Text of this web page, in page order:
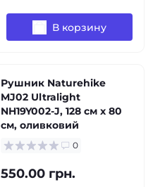
В корзину
Рушник Naturehike
MJ02 Ultralight
NH19Y002-J, 128 см х 80
см, оливковий
0
550.00 грн.